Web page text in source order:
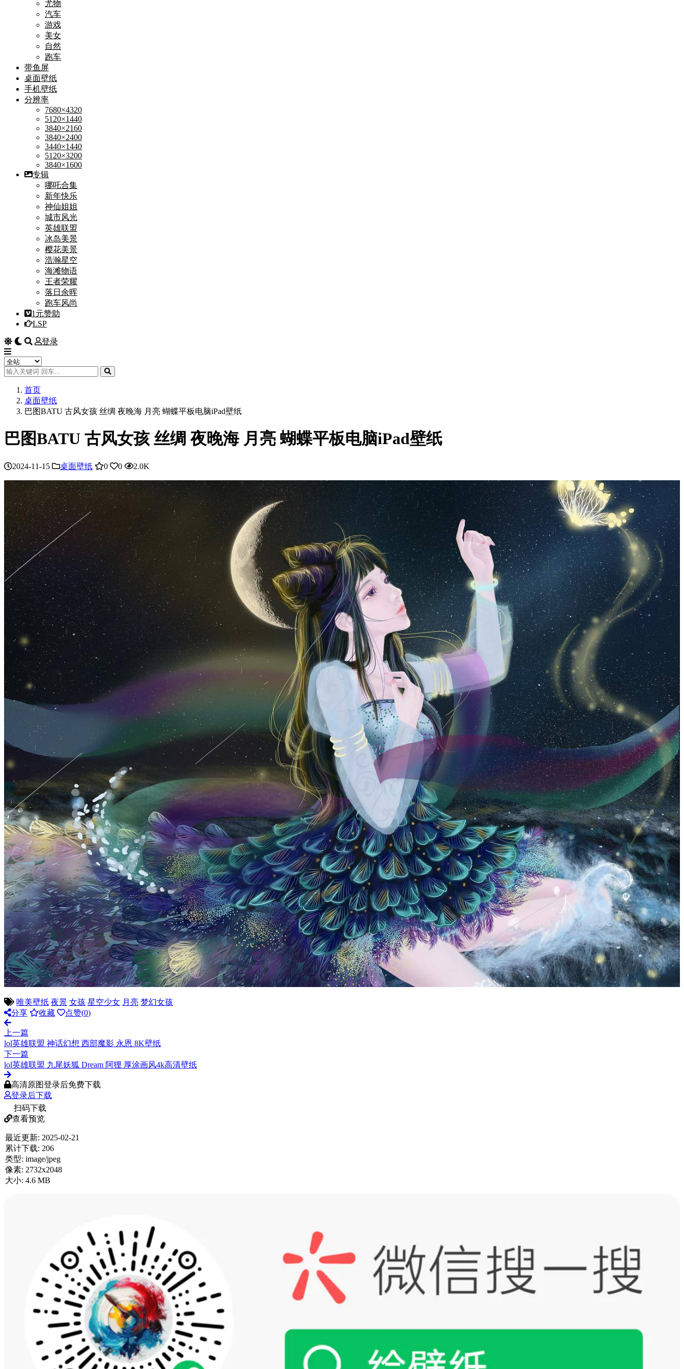
尤物
汽车
游戏
美女
自然
跑车
带鱼屏
桌面壁纸
手机壁纸
分辨率
7680×4320
5120×1440
3840×2160
3840×2400
3440×1440
5120×3200
3840×1600
专辑
哪吒合集
新年快乐
神仙姐姐
城市风光
英雄联盟
冰岛美景
樱花美景
浩瀚星空
海滩物语
王者荣耀
落日余晖
跑车风尚
1元赞助
LSP
登录
首页
桌面壁纸
巴图BATU 古风女孩 丝绸 夜晚海 月亮 蝴蝶平板电脑iPad壁纸
巴图BATU 古风女孩 丝绸 夜晚海 月亮 蝴蝶平板电脑iPad壁纸
2024-11-15 桌面壁纸 0 0 2.0K
唯美壁纸 夜景 女孩 星空少女 月亮 梦幻女孩
分享
收藏 点赞(0)
上一篇
lol英雄联盟 神话幻想 西部魔影 永恩 8K壁纸
下一篇
lol英雄联盟 九尾妖狐 Dream 阿狸 厚涂画风4k高清壁纸
高清原图登录后免费下载
登录后下载
扫码下载
查看预览
最近更新: 2025-02-21
累计下载: 206
类型: image/jpeg
像素: 2732x2048
大小: 4.6 MB